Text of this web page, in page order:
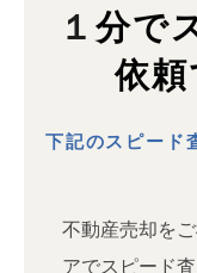
１分でスピード査定を
依頼
下記のスピード
不動産売却を
アでスピード